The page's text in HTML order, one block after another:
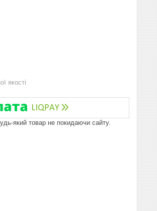
якості
який товар не покидаючи сайту.